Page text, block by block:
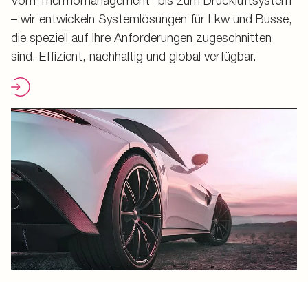
– wir entwickeln Systemlösungen für Lkw und Busse,
die speziell auf Ihre Anforderungen zugeschnitten
sind. Effizient, nachhaltig und global verfügbar.